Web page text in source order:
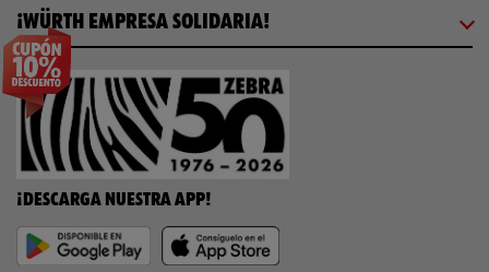
¡WÜRTH EMPRESA SOLIDARIA!
¡DESCARGA NUESTRA APP!